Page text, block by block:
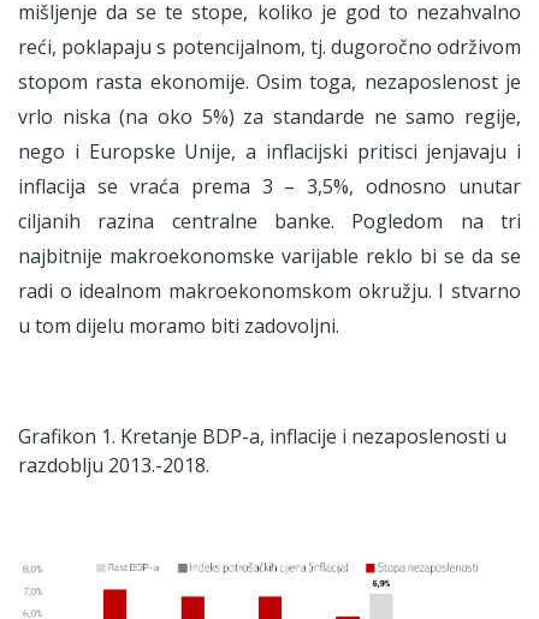
mišljenje da se te stope, koliko je god to nezahvalno
reći, poklapaju s potencijalnom, tj. dugoročno održivom
stopom rasta ekonomije. Osim toga, nezaposlenost je
vrlo niska (na oko 5%) za standarde ne samo regije,
nego i Europske Unije, a inflacijski pritisci jenjavaju i
inflacija se vraća prema 3 – 3,5%, odnosno unutar
ciljanih razina centralne banke. Pogledom na tri
najbitnije makroekonomske varijable reklo bi se da se
radi o idealnom makroekonomskom okružju. I stvarno
u tom dijelu moramo biti zadovoljni.
Grafikon 1. Kretanje BDP-a, inflacije i nezaposlenosti u
razdoblju 2013.-2018.